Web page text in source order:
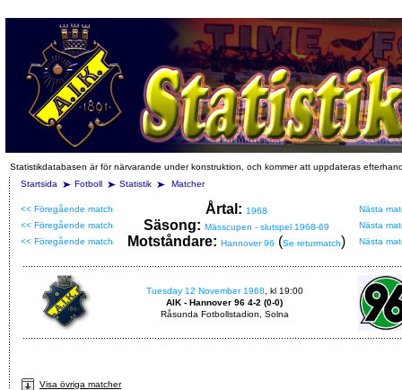
Statistikdatabasen är för närvarande under konstruktion, och kommer att uppdateras
Startsida
Fotboll Statistik Matcher
<< Föregående match Årtal: 1968
Nästa
<< Föregående match
Säsong: Mässcupen - slutspel 1968-69
Nästa
<< Föregående match
Motståndare: Hannover 96 (Se returmatch) Nästa
Tuesday 12 November 1968 , kl 19:00
AIK - Hannover 96 4-2 (0-0)
Råsunda Fotbollstadion, Solna
Visa övriga matcher